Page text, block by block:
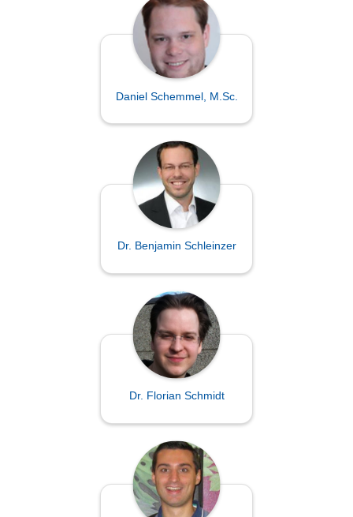
Daniel Schemmel, M.Sc.
Dr. Benjamin Schleinzer
Dr. Florian Schmidt